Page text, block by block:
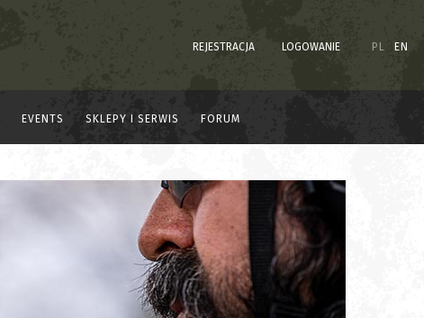
REJESTRACJA LOGOWANIE PL EN
EVENTS SKLEPY I SERWIS FORUM